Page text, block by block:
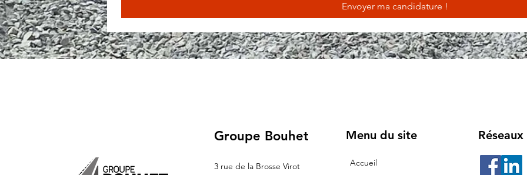
Envoyer ma candidature !
Groupe Bouhet
3 rue de la Brosse Virot
Menu du site
Accueil